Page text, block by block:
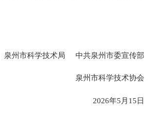
州市科学技术局 中共泉州市委宣传部
泉州市科学技术协会
2026年5月15日